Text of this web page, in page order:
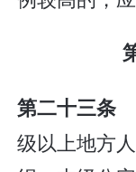
第二十三条
级以上地方